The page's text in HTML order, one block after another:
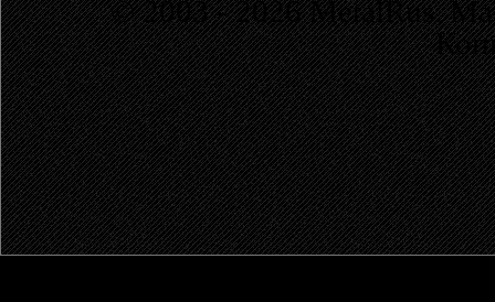
© 2003 - 2026 MetalRus.